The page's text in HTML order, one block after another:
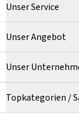
Unser Service
Unser Angebot
Unser
Topkategorien /